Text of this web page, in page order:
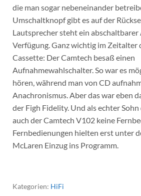
die man sogar nebeneinander
Umschaltknopf gibt es auf der
Lautsprecher steht ein abschaltbarer
Verfügung. Ganz wichtig im Zeitalter
Cassette: Der Camtech besaß einen
Aufnahmewahlschalter. So war es
hören, während man von CD
Anachronismus. Aber das war eben
der Figh Fidelity. Und als echter
auch der Camtech V102 keine
Fernbedienungen hielten erst unter
McLaren Einzug ins Programm.
Kategorien: HiFi